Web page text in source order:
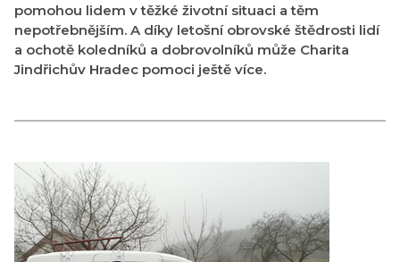
pomohou lidem v těžké životní situaci a těm
nepotřebnějším. A díky letošní obrovské štědrosti lidí
a ochotě koledníků a dobrovolníků může Charita
Jindřichův Hradec pomoci ještě více.